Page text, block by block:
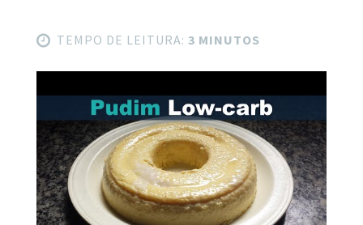
TEMPO DE LEITURA: 3 MINUTOS